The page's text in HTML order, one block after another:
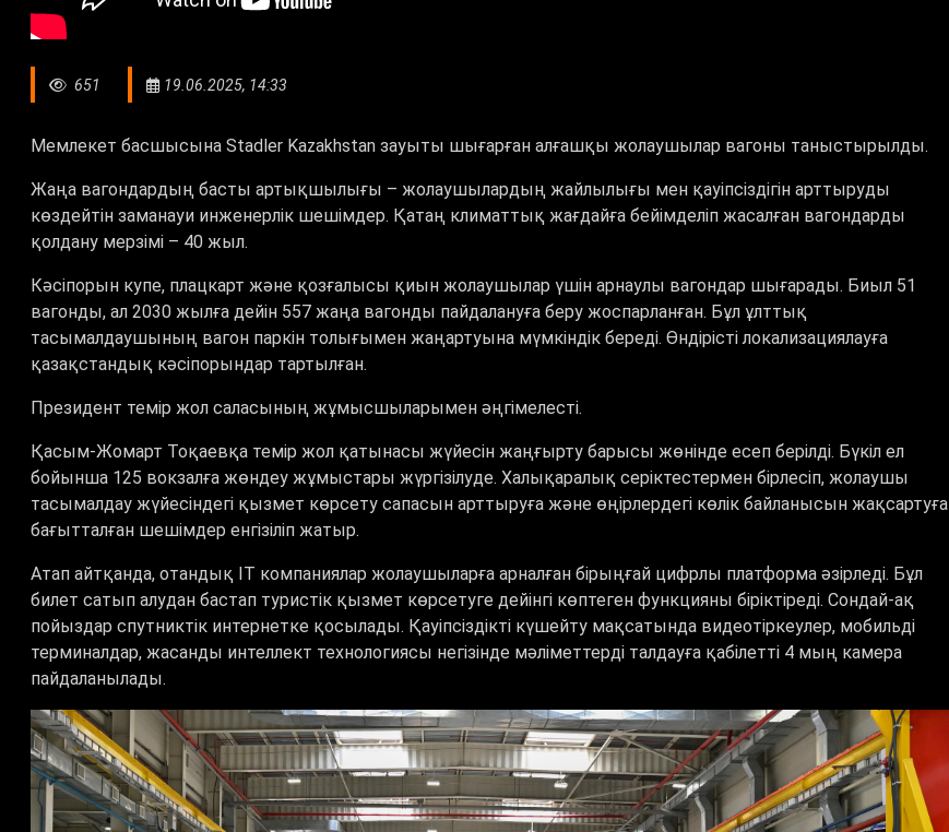
651 19.06.2025, 14:33
Мемлекет басшысына Stadler Kazakhstan зауыты шығарған алғашқы жолаушылар вагоны таныстырылды.
Жаңа вагондардың басты артықшылығы – жолаушылардың жайлылығы мен қауіпсіздігін арттыруды
көздейтін заманауи инженерлік шешімдер. Қатаң климаттық жағдайға бейімделіп жасалған вагондарды
қолдану мерзімі – 40 жыл.
Кәсіпорын купе, плацкарт және қозғалысы қиын жолаушылар үшін арнаулы вагондар шығарады. Биыл 51
вагонды, ал 2030 жылға дейін 557 жаңа вагонды пайдалануға беру жоспарланған. Бұл ұлттық
тасымалдаушының вагон паркін толығымен жаңартуына мүмкіндік береді. Өндірісті локализациялауға
қазақстандық кәсіпорындар тартылған.
Президент темір жол саласының жұмысшыларымен әңгімелесті.
Қасым-Жомарт Тоқаевқа темір жол қатынасы жүйесін жаңғырту барысы жөнінде есеп берілді. Бүкіл ел
бойынша 125 вокзалға жөндеу жұмыстары жүргізілуде. Халықаралық серіктестермен бірлесіп, жолаушы
тасымалдау жүйесіндегі қызмет көрсету сапасын арттыруға және өңірлердегі көлік байланысын жақсартуға
бағытталған шешімдер енгізіліп жатыр.
Атап айтқанда, отандық ІТ компаниялар жолаушыларға арналған бірыңғай цифрлы платформа әзірледі. Бұл
билет сатып алудан бастап туристік қызмет көрсетуге дейінгі көптеген функцияны біріктіреді. Сондай-ақ
пойыздар спутниктік интернетке қосылады. Қауіпсіздікті күшейту мақсатында видеотіркеулер, мобильді
терминалдар, жасанды интеллект технологиясы негізінде мәліметтерді талдауға қабілетті 4 мың камера
пайдаланылады.